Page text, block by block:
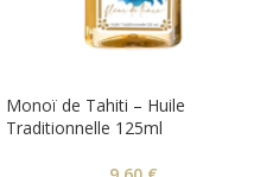
Monoï de Tahiti – Huile
Traditionnelle 125ml